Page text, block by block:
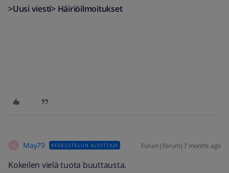
>Uusi viesti> Häiriöilmoitukset
May79 KESKUSTELUN ALOITTAJA Forum|Forum|7 months ago
Kokeilen vielä tuota buuttausta.